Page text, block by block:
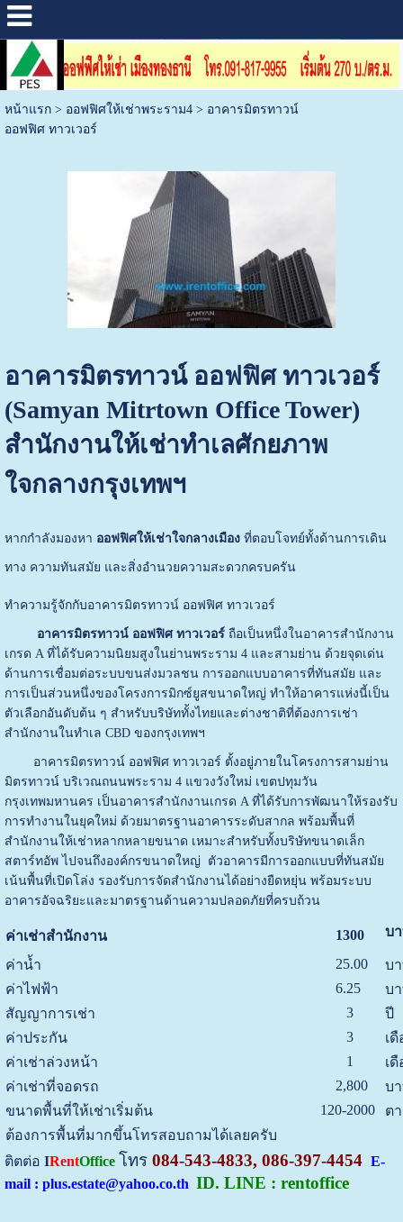
หน้าแรก> ออฟฟิศให้เช่าพระราม4> อาคารมิตรทาวน์
ออฟฟิศ ทาวเวอร์
อาคารมิตรทาวน์ ออฟฟิศ ทาวเวอร์
(Samyan Mitrtown Office Tower)
สำนักงานให้เช่าทำเลศักยภาพ
ใจกลางกรุงเทพฯ
หากกำลังมองหา ออฟฟิศให้เช่าใจกลางเมืองที่ตอบโจทย์ทั้งด้านการเดิน
ทาง ความทันสมัย และสิ่งอำนวยความสะดวกครบครัน
ทำความรู้จักกับอาคารมิตรทาวน์ ออฟฟิศ ทาวเวอร์
อาคารมิตรทาวน์ ออฟฟิศ ทาวเวอร์ถือเป็นหนึ่งในอาคารสำนักงาน
เกรด A ที่ได้รับความนิยมสูงในย่านพระราม 4 และสามย่าน ด้วยจุดเด่น
ด้านการเชื่อมต่อระบบขนส่งมวลชน การออกแบบอาคารที่ทันสมัย และ
การเป็นส่วนหนึ่งของโครงการมิกซ์ยูสขนาดใหญ่ ทำให้อาคารแห่งนี้เป็น
ตัวเลือกอันดับต้น ๆ สำหรับบริษัททั้งไทยและต่างชาติที่ต้องการเช่า
สำนักงานในทำเล CBD ของกรุงเทพฯ
อาคารมิตรทาวน์ ออฟฟิศ ทาวเวอร์ ตั้งอยู่ภายในโครงการสามย่าน
มิตรทาวน์ บริเวณถนนพระราม 4 แขวงวังใหม่ เขตปทุมวัน
กรุงเทพมหานคร เป็นอาคารสำนักงานเกรด A ที่ได้รับการพัฒนาให้รองรับ
การทำงานในยุคใหม่ ด้วยมาตรฐานอาคารระดับสากล พร้อมพื้นที่
สำนักงานให้เช่าหลากหลายขนาด เหมาะสำหรับทั้งบริษัทขนาดเล็ก
สตาร์ทอัพ ไปจนถึงองค์กรขนาดใหญ่ ตัวอาคารมีการออกแบบที่ทันสมัย
เน้นพื้นที่เปิดโล่ง รองรับการจัดสำนักงานได้อย่างยืดหยุ่น พร้อมระบบ
อาคารอัจฉริยะและมาตรฐานด้านความปลอดภัยที่ครบถ้วน
ค่าเช่าสำนักงาน 1300 บ
ค่าน้ำ 25.00
บ
ค่าไฟฟ้า
6.25
บ
สัญญาการเช่า
3
ปี
ค่าประกัน
3
เ
ค่าเช่าล่วงหน้า
1
เ
ค่าเช่าที่จอดรถ
2,800
บ
ขนาดพื้นที่ให้เช่าเริ่มต้น
120-2000
ต
ต้องการพื้นที่มากขึ้นโทรสอบถามได้เลยครับ
ติตต่อ IRentOffice โทร084-543-4833, 086-397-4454 E-
mail : plus.estate@yahoo.co.th ID. LINE : rentoffice